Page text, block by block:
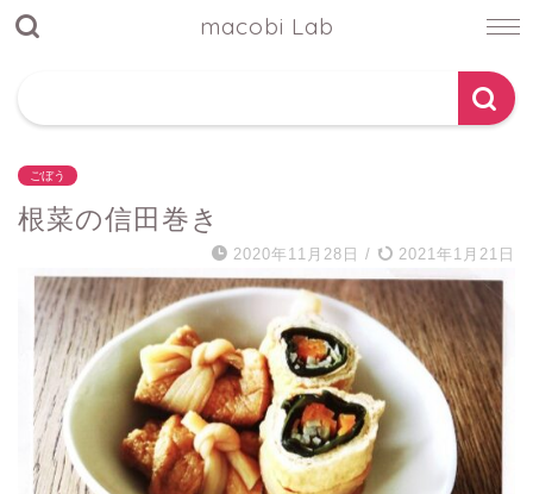
macobi Lab
ごぼう
根菜の信田巻き
2020年11月28日 / 2021年1月21日